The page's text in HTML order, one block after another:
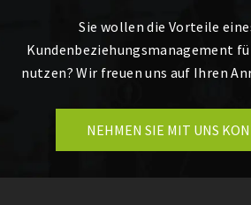
Sie wollen die Vorteile
Kundenbeziehungsmanagement
nutzen? Wir freuen uns auf Ihren
NEHMEN SIE MIT UNS